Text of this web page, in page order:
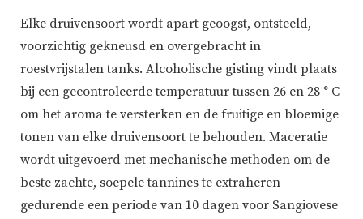
Elke druivensoort wordt apart geoogst, ontsteeld,
voorzichtig gekneusd en overgebracht in
roestvrijstalen tanks. Alcoholische gisting vindt plaats
bij een gecontroleerde temperatuur tussen 26 en 28 ° C
om het aroma te versterken en de fruitige en bloemige
tonen van elke druivensoort te behouden. Maceratie
wordt uitgevoerd met mechanische methoden om de
beste zachte, soepele tannines te extraheren
gedurende een periode van 10 dagen voor Sangiovese